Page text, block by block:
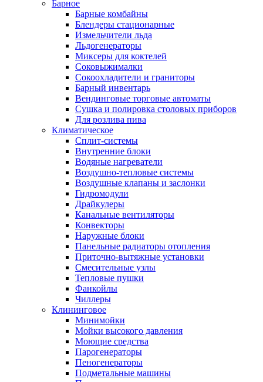
Барное
Барные комбайны
Блендеры стационарные
Измельчители льда
Льдогенераторы
Миксеры для коктелей
Соковыжималки
Сокоохладители и граниторы
Барный инвентарь
Вендинговые торговые автоматы
Сушка и полировка столовых приборов
Для розлива пива
Климатическое
Сплит-системы
Внутренние блоки
Водяные нагреватели
Воздушно-тепловые системы
Воздушные клапаны и заслонки
Гидромодули
Драйкулеры
Канальные вентиляторы
Конвекторы
Наружные блоки
Панельные радиаторы отопления
Приточно-вытяжные установки
Смесительные узлы
Тепловые пушки
Фанкойлы
Чиллеры
Клининговое
Минимойки
Мойки высокого давления
Моющие средства
Парогенераторы
Пеногенераторы
Подметальные машины